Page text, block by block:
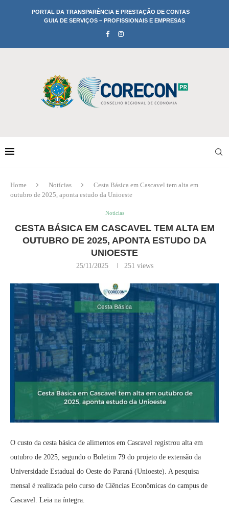
PORTAL DA TRANSPARÊNCIA E PRESTAÇÃO DE CONTAS
GUIA DE SERVIÇOS – PROFISSIONAIS E EMPRESAS
Home Notícias
Cesta Básica em Cascavel tem alta em
outubro de 2025, aponta estudo da Unioeste
Notícias
CESTA BÁSICA EM CASCAVEL TEM ALTA EM
OUTUBRO DE 2025, APONTA ESTUDO DA
UNIOESTE
25/11/2025 251 views
O custo da cesta básica de alimentos em Cascavel registrou alta em
outubro de 2025, segundo o Boletim 79 do projeto de extensão da
Universidade Estadual do Oeste do Paraná (Unioeste). A pesquisa
mensal é realizada pelo curso de Ciências Econômicas do campus de
Cascavel. Leia na íntegra.